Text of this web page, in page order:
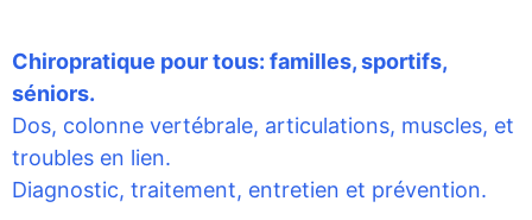
​Chiropratique pour tous: familles, sportifs,
séniors.
Dos, colonne vertébrale, articulations, muscles, et
troubles en lien.
Diagnostic, traitement, entretien et prévention.